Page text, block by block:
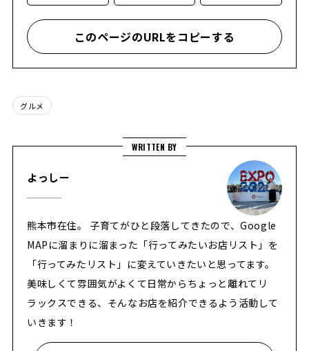
このページのURLをコピーする
グルメ
WRITTEN BY
よっしー
熊本市在住。 子育てがひと段落してきたので、Google
MAPに溜まりに溜まった「行ってみたいお店リスト」を
「行ってみたリスト」に変えていきたいと思ってます。
美味しくて雰囲気がよくて日常からちょっと離れてリ
ラックスできる、そんなお店を紹介できるよう活動して
いきます！